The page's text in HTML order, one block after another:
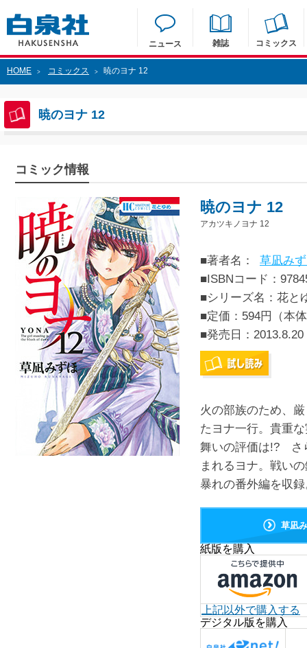
ニュース 雑誌 コミックス
HOME > コミックス > 暁のヨナ 12
暁のヨナ 12
コミック情報
暁のヨナ 12
アカツキノヨナ 12
■著者名：
草凪み
■ISBNコード：
■シリーズ名：花と
■定価：594円（本
■発売日： 2013.8.20
火の部族のため、
たヨナ一行。貴重
舞いの評価は!? さ
まれるヨナ。戦い
暴れの番外編を収
草凪
紙版を購入
上記以外で購入する
デジタル版を購入